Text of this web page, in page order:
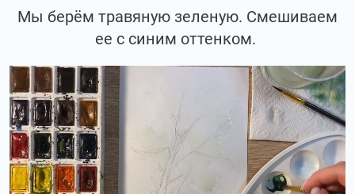
Мы берём травяную зеленую. Смешиваем
ее с синим оттенком.